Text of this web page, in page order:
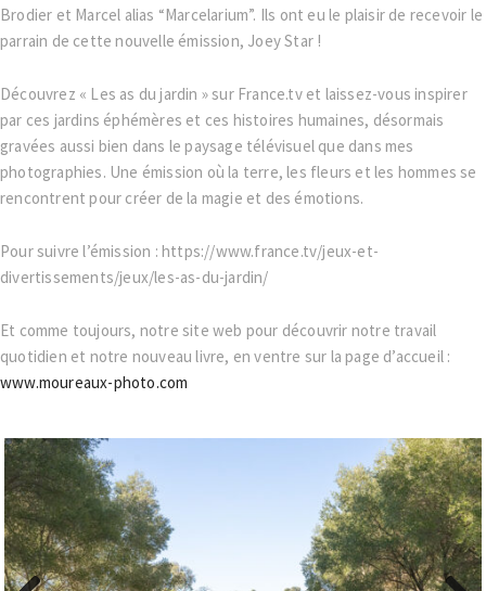
Brodier et Marcel alias “Marcelarium”. Ils ont eu le plaisir de recevoir le
parrain de cette nouvelle émission, Joey Star !
Découvrez « Les as du jardin » sur France.tv et laissez-vous inspirer
par ces jardins éphémères et ces histoires humaines, désormais
gravées aussi bien dans le paysage télévisuel que dans mes
photographies. Une émission où la terre, les fleurs et les hommes se
rencontrent pour créer de la magie et des émotions.
Pour suivre l’émission : https://www.france.tv/jeux-et-
divertissements/jeux/les-as-du-jardin/
Et comme toujours, notre site web pour découvrir notre travail
quotidien et notre nouveau livre, en ventre sur la page d’accueil :
www.moureaux-photo.com